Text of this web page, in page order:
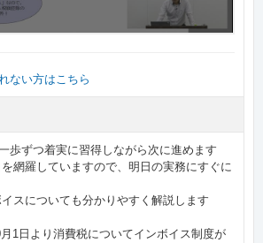
ない方はこちら
歩ずつ着実に習得しながら次に進めます
網羅していますので、明日の実務にすぐに
スについても分かりやすく解説します
1日より消費税についてインボイス制度が